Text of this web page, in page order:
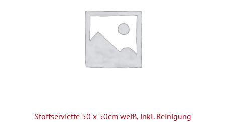
Stoffserviette 50 x 50cm weiß, inkl. Reinigung